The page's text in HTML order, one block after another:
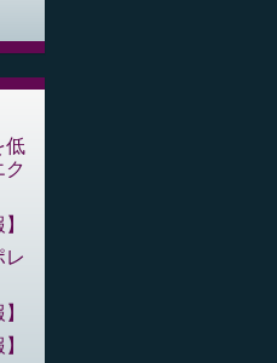
低
ク
レ